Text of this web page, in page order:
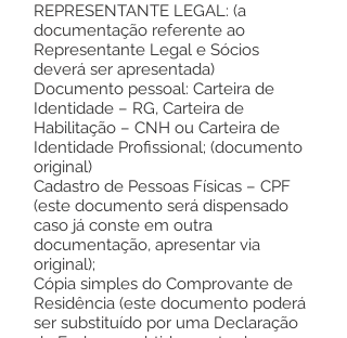
REPRESENTANTE LEGAL: (a
documentação referente ao
Representante Legal e Sócios
deverá ser apresentada)
Documento pessoal: Carteira de
Identidade – RG, Carteira de
Habilitação – CNH ou Carteira de
Identidade Profissional; (documento
original)
Cadastro de Pessoas Físicas – CPF
(este documento será dispensado
caso já conste em outra
documentação, apresentar via
original);
Cópia simples do Comprovante de
Residência (este documento poderá
ser substituído por uma Declaração